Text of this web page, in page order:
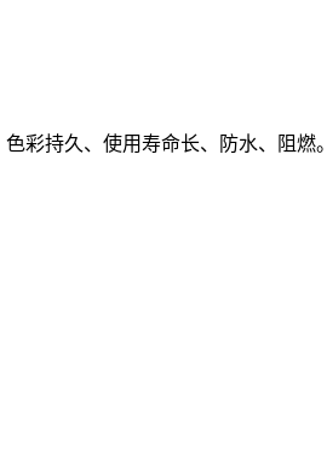
彩持久、使用寿命长、防水、阻燃。